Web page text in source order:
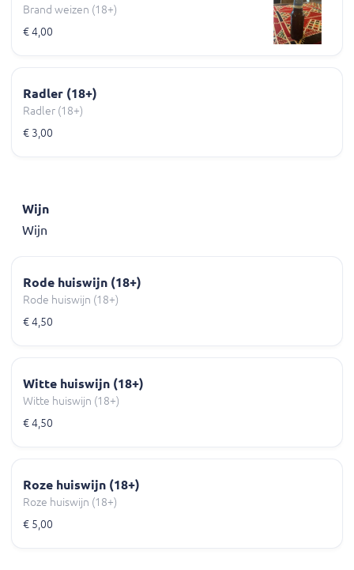
Brand weizen (18+)
€ 4,00
Radler (18+)
Radler (18+)
€ 3,00
Wijn
Wijn
Rode huiswijn (18+)
Rode huiswijn (18+)
€ 4,50
Witte huiswijn (18+)
Witte huiswijn (18+)
€ 4,50
Roze huiswijn (18+)
Roze huiswijn (18+)
€ 5,00